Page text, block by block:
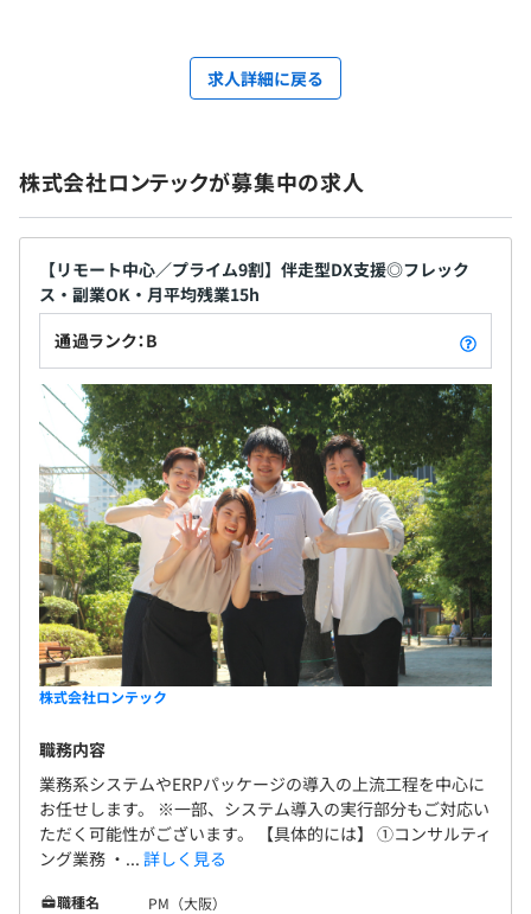
求人詳細に戻る
株式会社ロンテックが募集中の求人
【リモート中心／プライム9割】伴走型DX支援◎フレック
ス・副業OK・月平均残業15h
通過ランク：B
株式会社ロンテック
職務内容
業務系システムやERPパッケージの導入の上流工程を中心に
お任せします。 ※一部、システム導入の実行部分もご対応い
ただく可能性がございます。 【具体的には】 ①コンサルティ
ング業務 ・... 詳しく見る
職種名
PM（大阪）